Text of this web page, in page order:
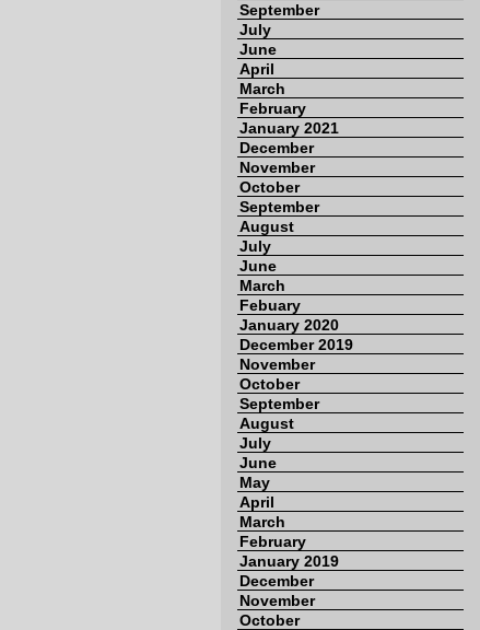
September
July
June
April
March
February
January 2021
December
November
October
September
August
July
June
March
Febuary
January 2020
December 2019
November
October
September
August
July
June
May
April
March
February
January 2019
December
November
October